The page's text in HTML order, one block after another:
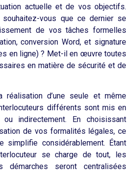
actuelle et de vos objectifs.
souhaitez-vous que ce dernier se
de vos tâches formelles
conversion Word, et signature
en ligne) ? Met-il en œuvre toutes
en matière de sécurité et de
réalisation d’une seule et même
différents sont mis en
ou indirectement. En choisissant
de vos formalités légales, ce
simplifie considérablement. Étant
se charge de tout, les
démarches seront centralisées